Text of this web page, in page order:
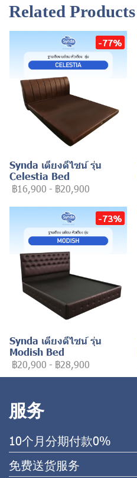
Related Products
-77%
Synda เตียงดีไซน์ รุ่น
Celestia Bed
฿16,900 - ฿20,900
-73%
Synda เตียงดีไซน์ รุ่น
Modish Bed
฿20,900 - ฿28,900
服务
10个月分期付款0%
免费送货服务